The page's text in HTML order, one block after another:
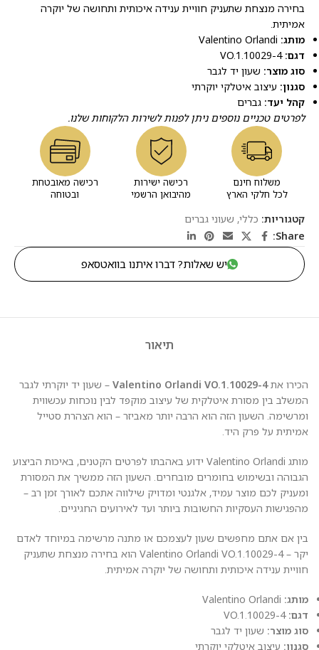
בחירה מנצחת שתעניק חוויית ענידה איכותית ותחושה של יוקרה
אמיתית.
מותג:
דגם: VO.1.10029-4
סוג מוצר: שעון יד לגבר
סגנון: עיצוב איטלקי יוקרתי
קהל יעד: גברים
לפרטים טכניים נוספים ניתן לפנות לשירות הלקוחות שלנו.
משלוח חינם
לכל חלקי הארץ
רכישה ישירות
מהיבואן הרשמי
רכישה מאובטחת
ובטוחה
קטגוריות: כללי, שעוני גברים
Share:
יש שאלות? דברו איתנו בוואטסאפ
תיאור
הכירו אתValentino Orlandi VO.1.10029-4 – שעון יד יוקרתי לגבר
המשלב בין מסורת איטלקית של עיצוב מוקפד לבין נוכחות עכשווית
ומרשימה. השעון הזה הוא הרבה יותר מאביזר – הוא הצהרת סטייל
אמיתית על פרק היד.
מותג Valentino Orlandi ידוע באהבתו לפרטים הקטנים, באיכות הביצוע
הגבוהה ובשימוש בחומרים מובחרים. השעון הזה ממשיך את המסורת
ומעניק לכם מוצר עמיד, אלגנטי ומדויק שילווה אתכם לאורך זמן רב –
מהפגישות העסקיות החשובות ביותר ועד לאירועים החגיגיים.
בין אם אתם מחפשים שעון לעצמכם או מתנה מרשימה במיוחד לאדם
יקר – Valentino Orlandi VO.1.10029-4 הוא בחירה מנצחת שתעניק
חוויית ענידה איכותית ותחושה של יוקרה אמיתית.
מותג:
דגם: VO.1.10029-4
סוג מוצר: שעון יד לגבר
סגנון: עיצוב איטלקי יוקרתי